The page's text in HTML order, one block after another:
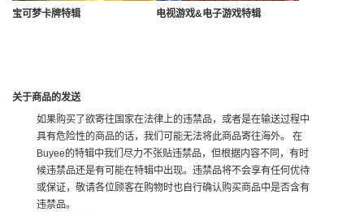
宝可梦卡牌特辑 电视游戏&电子游戏特辑
关于商品的发送
如果购买了欲寄往国家在法律上的违禁品，或者是在输送过程中
具有危险性的商品的话，我们可能无法将此商品寄往海外。 在
Buyee的特辑中我们尽力不张贴违禁品，但根据内容不同，有时
候违禁品还是有可能在特辑中出现。违禁品将不会享有任何优待
或保证，敬请各位顾客在购物时也自行确认购买商品中是否含有
违禁品。